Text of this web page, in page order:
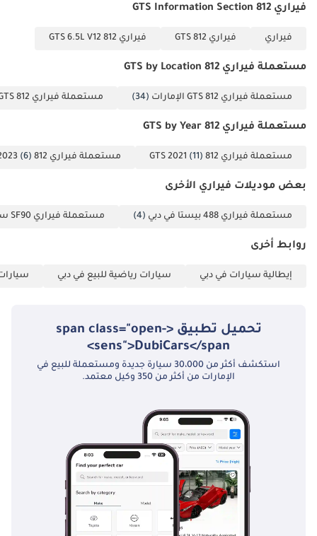
فيراري 812 GTS Information Section
فيراري فيراري 812 GTS فيراري 812 GTS 6.5L V12
مستعملة فيراري 812 GTS by Location
مستعملة فيراري 812 GTS الإمارات (34) مستعملة فيراري 812 GTS دبي
مستعملة فيراري 812 GTS by Year
مستعملة فيراري 812 GTS 2021 (11) مستعملة فيراري 812 GTS 2023 (6)
بعض موديلات فيراري الأخرى
مستعملة فيراري 488 بيستا في دبي (4) مستعملة فيراري SF90 ستراديل في دبي
روابط أخرى
إيطالية سيارات في دبي سيارات رياضية للبيع في دبي
تحميل تطبيق <span class="open-
sens">DubiCars</span>
استكشف أكثر من 30،000 سيارة جديدة ومستعملة للبيع في
الإمارات من أكثر من 350 وكيل معتمد.